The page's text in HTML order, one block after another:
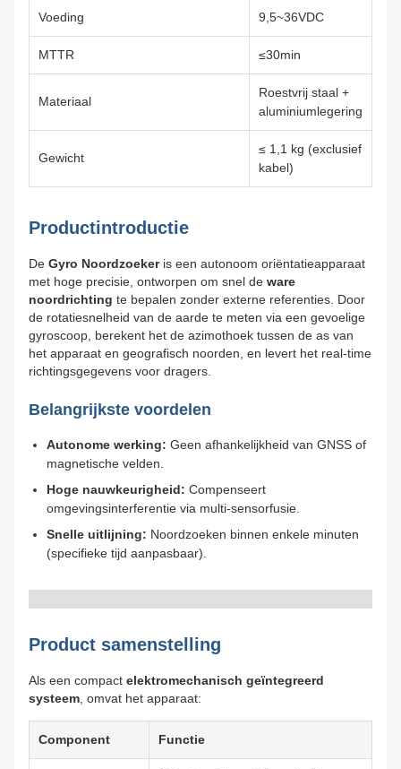
Voeding 9,5~36VDC
MTTR ≤30min
Materiaal
Roestvrij staal +
aluminiumlegering
Gewicht
≤ 1,1 kg (exclusief
kabel)
Productintroductie
De Gyro Noordzoekeris een autonoom oriëntatieapparaat
met hoge precisie, ontworpen om snel de ware
noordrichting te bepalen zonder externe referenties. Door
de rotatiesnelheid van de aarde te meten via een gevoelige
gyroscoop, berekent het de azimothoek tussen de as van
het apparaat en geografisch noorden, en levert het real-time
richtingsgegevens voor dragers.
Belangrijkste voordelen
Autonome werking: Geen afhankelijkheid van GNSS of
magnetische velden.
Hoge nauwkeurigheid: Compenseert
omgevingsinterferentie via multi-sensorfusie.
Snelle uitlijning: Noordzoeken binnen enkele minuten
(specifieke tijd aanpasbaar).
Product samenstelling
Als een compact elektromechanisch geïntegreerd
systeem, omvat het apparaat:
Component Functie